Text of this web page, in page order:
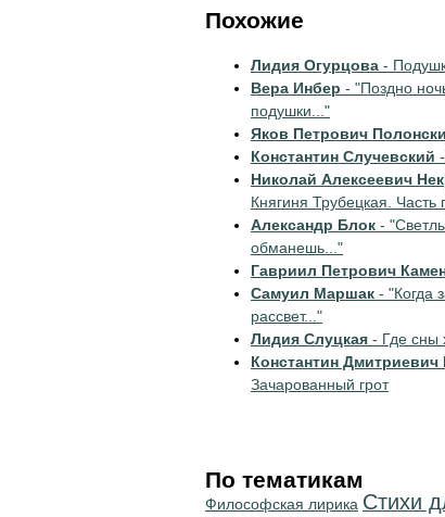
Похожие
Лидия Огурцова -
Вера Инбер - "Поздно
подушки..."
Яков Петрович
Константин Случевский
Николай Алексеевич
Княгиня Трубецкая. Часть
Александр Блок -
обманешь..."
Гавриил Петрович
Самуил Маршак - "Когда
рассвет..."
Лидия Слуцкая - Где сны
Константин Дмитриевич
Зачарованный грот
По тематикам
Философская лирика Стихи